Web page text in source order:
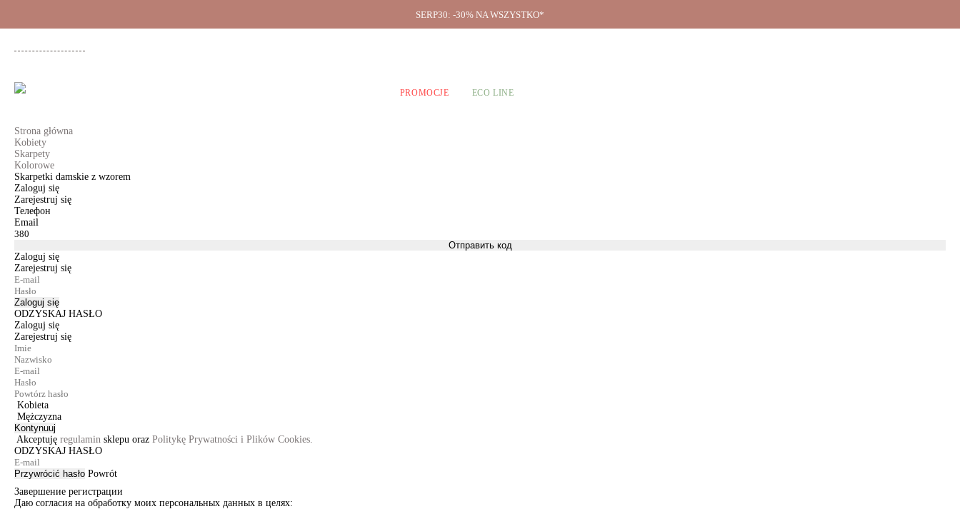
SERP30: -30% NA WSZYSTKO*
PROMOCJE ECO LINE
Strona główna
Kobiety
Skarpety
Kolorowe
Skarpetki damskie z wzorem
Zaloguj się
Zarejestruj się
Телефон
Email
Отправить код
Zaloguj się
Zarejestruj się
Zaloguj się
ODZYSKAJ HASŁO
Zaloguj się
Zarejestruj się
Kobieta
Mężczyzna
Kontynuuj
Akceptuję regulamin sklepu oraz Politykę Prywatności i Plików Cookies.
ODZYSKAJ HASŁO
Przywrócić hasło Powrót
Завершение регистрации
Даю согласия на обработку моих персональных данных в целях: